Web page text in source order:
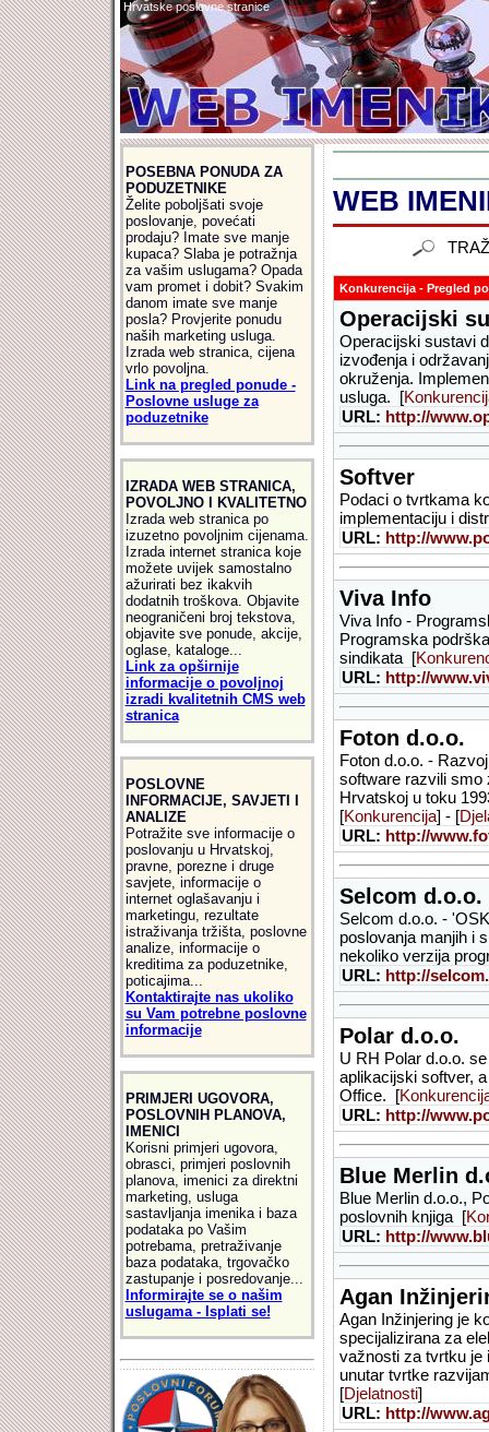
Hrvatske poslovne stranice
POSEBNA PONUDA ZA
PODUZETNIKE
Želite poboljšati svoje
poslovanje, povećati
prodaju? Imate sve manje
kupaca? Slaba je potražnja
za vašim uslugama? Opada
vam promet i dobit? Svakim
danom imate sve manje
posla? Provjerite ponudu
naših marketing usluga.
Izrada web stranica, cijena
vrlo povoljna.
Link na pregled ponude -
Poslovne usluge za
poduzetnike
IZRADA WEB STRANICA,
POVOLJNO I KVALITETNO
Izrada web stranica po
izuzetno povoljnim cijenama.
Izrada internet stranica koje
možete uvijek samostalno
ažurirati bez ikakvih
dodatnih troškova. Objavite
neograničeni broj tekstova,
objavite sve ponude, akcije,
oglase, kataloge...
Link za opširnije
informacije o povoljnoj
izradi kvalitetnih CMS web
stranica
POSLOVNE
INFORMACIJE, SAVJETI I
ANALIZE
Potražite sve informacije o
poslovanju u Hrvatskoj,
pravne, porezne i druge
savjete, informacije o
internet oglašavanju i
marketingu, rezultate
istraživanja tržišta, poslovne
analize, informacije o
kreditima za poduzetnike,
poticajima...
Kontaktirajte nas ukoliko
su Vam potrebne poslovne
informacije
PRIMJERI UGOVORA,
POSLOVNIH PLANOVA,
IMENICI
Korisni primjeri ugovora,
obrasci, primjeri poslovnih
planova, imenici za direktni
marketing, usluga
sastavljanja imenika i baza
podataka po Vašim
potrebama, pretraživanje
baza podataka, trgovačko
zastupanje i posredovanje...
Informirajte se o našim
uslugama - Isplati se!
WEB
Konkurencija - Pregled
Operacijski
Operacijski sustavi
izvođenja i
okruženja.
usluga. [
URL: http://
Softver
Podaci o tvrtkama
implementaciju i
URL: http://
Viva Info
Viva Info -
Programska
sindikata [
URL: http://
Foton d.o.o.
Foton d.o.o. -
software razvili smo
Hrvatskoj u toku
[Konkurencija] - [
URL: http://
Selcom d.o.o.
Selcom d.o.o. -
poslovanja manjih i
nekoliko verzija
URL: http://
Polar d.o.o.
U RH Polar d.o.o.
aplikacijski softver,
Office. [
URL: http://
Blue Merlin
Blue Merlin d.o.o.,
poslovnih knjiga [
URL: http://
Agan
Agan Inžinjering je
specijalizirana za
važnosti za tvrtku je
unutar tvrtke
[Djelatnosti]
URL: http://